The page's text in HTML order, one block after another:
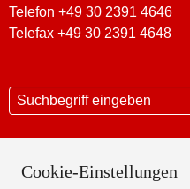
Telefon +49 30 2391 4646
Telefax +49 30 2391 4648
Cookie-Einstellungen